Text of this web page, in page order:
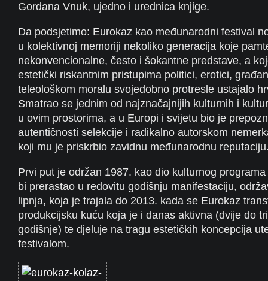
Gordana Vnuk, ujedno i urednica knjige.
Da podsjetimo: Eurokaz kao međunarodni festival
u kolektivnoj memoriji nekoliko generacija koje
nekonvencionalne, često i šokantne predstave, a
estetički riskantnim pristupima politici, erotici,
teleološkom moralu svojedobno protresle ustajalo
Smatrao se jednim od najznačajnijih kulturnih i
u ovim prostorima, a u Europi i svijetu bio je
autentičnosti selekcije i radikalno autorskom
koji mu je priskrbio zavidnu međunarodnu
Prvi put je održan 1987. kao dio kulturnog
bi prerastao u redovitu godišnju manifestaciju,
lipnja, koja je trajala do 2013. kada se Eurokaz
produkcijsku kuću koja je i danas aktivna (dvije do
godišnje) te djeluje na tragu estetičkih koncepcija
festivalom.